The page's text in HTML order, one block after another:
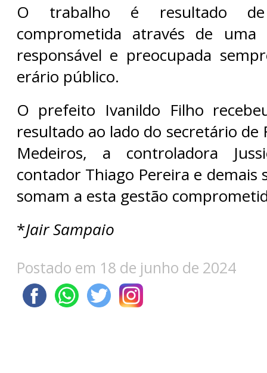
O trabalho é resultado
comprometida através de uma
responsável e preocupada
erário público.
O prefeito Ivanildo Filho
resultado ao lado do secretário de
Medeiros, a controladora
contador Thiago Pereira e demais
somam a esta gestão
*Jair Sampaio
Postado em 18 de junho de 2024